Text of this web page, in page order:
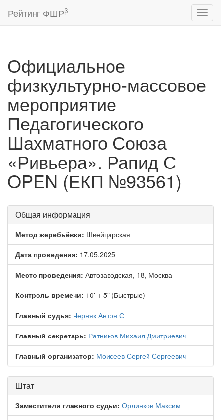
Рейтинг ФШРβ
Официальное
физкультурно-массовое
мероприятие
Педагогического
Шахматного Союза
«Ривьера». Рапид С
OPEN (ЕКП №93561)
Общая информация
Метод жеребьёвки: Швейцарская
Дата проведения: 17.05.2025
Место проведения: Автозаводская, 18, Москва
Контроль времени: 10' + 5" (Быстрые)
Главный судья: Черняк Антон С
Главный секретарь: Ратников Михаил Дмитриевич
Главный организатор: Моисеев Сергей Сергеевич
Штат
Заместители главного судьи: Орлинков Максим